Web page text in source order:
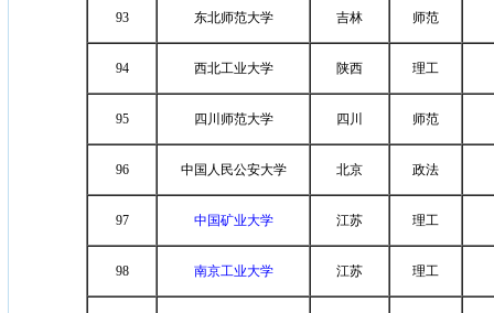
93 东北师范大学 吉林 师范
94 西北工业大学 陕西 理工
95 四川师范大学 四川 师范
96 中国人民公安大学 北京 政法
97 中国矿业大学 江苏 理工
98 南京工业大学 江苏 理工